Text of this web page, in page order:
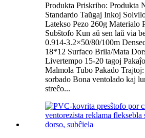
Produkta Priskribo: Produkta
Standardo Taŭgaj Inkoj
Latekso Pezo 260g Materialo
Subŝtofo Kun aŭ sen laŭ via
0.914-3.2×50/80/100m
18*12 Surfaco Brila/Mata
Livertempo 15-20 tagoj
Malmola Tubo Pakado
sorbado Bona ventolado kaj
streĉo...